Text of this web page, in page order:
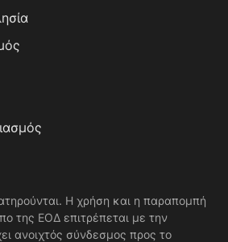
Η χρήση και η παραπομπή
της ΕΟΔ επιτρέπεται με την
ανοιχτός σύνδεσμος προς το